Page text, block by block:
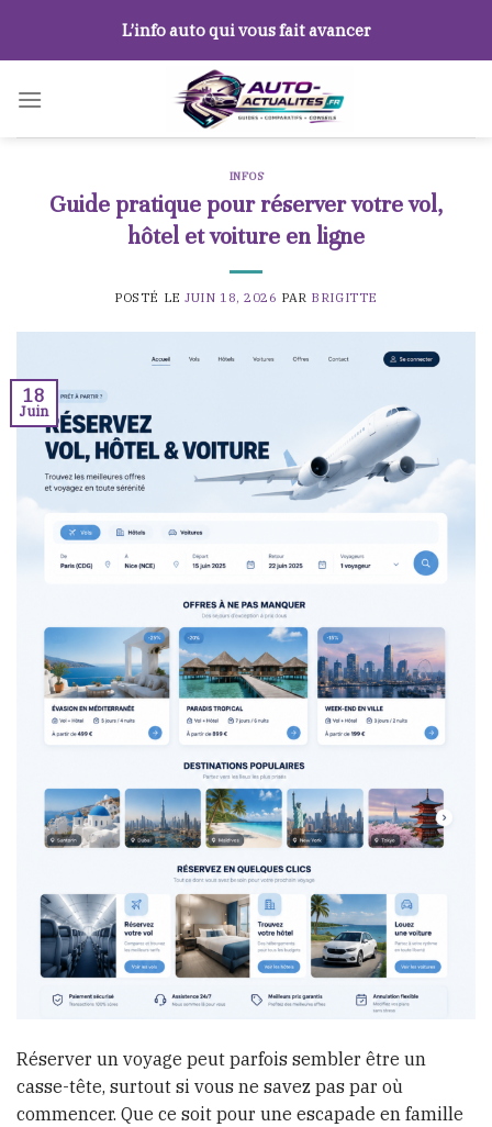
content
L’info auto qui vous fait avancer
INFOS
Guide pratique pour réserver votre vol,
hôtel et voiture en ligne
POSTÉ LEJUIN 18, 2026 PAR BRIGITTE
18
Juin
Réserver un voyage peut parfois sembler être un
casse-tête, surtout si vous ne savez pas par où
commencer. Que ce soit pour une escapade en famille